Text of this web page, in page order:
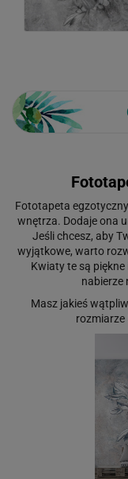
Fototapeta
wnętrza. Dodaje ona
Jeśli chcesz, aby
wyjątkowe, warto
Kwiaty te są
nabierze
Masz jakieś
rozmiarze